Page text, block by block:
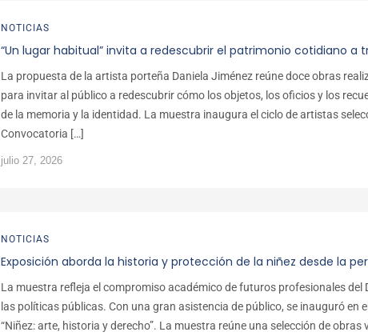
NOTICIAS
“Un lugar habitual” invita a redescubrir el patrimonio cotidiano a
La propuesta de la artista porteña Daniela Jiménez reúne doce obras
para invitar al público a redescubrir cómo los objetos, los oficios y los
de la memoria y la identidad. La muestra inaugura el ciclo de artistas
Convocatoria […]
julio 27, 2026
NOTICIAS
Exposición aborda la historia y protección de la niñez desde la
La muestra refleja el compromiso académico de futuros profesionales del
las políticas públicas. Con una gran asistencia de público, se inauguró en
“Niñez: arte, historia y derecho”. La muestra reúne una selección de